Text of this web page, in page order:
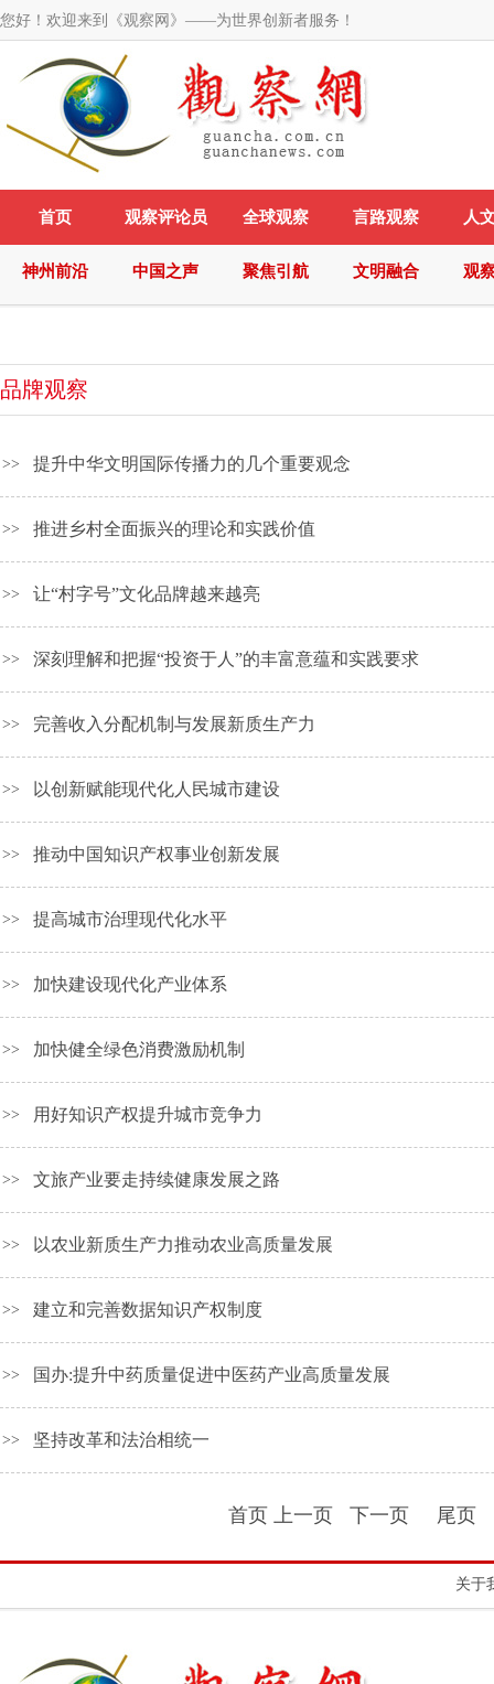
您好！欢迎来到《观察网》——为世界创新者服务！
首页 观察评论员 全球观察 言路观察 人
神州前沿 中国之声 聚焦引航 文明融合 观
品牌观察
>> 提升中华文明国际传播力的几个重要观念
>> 推进乡村全面振兴的理论和实践价值
>> 让“村字号”文化品牌越来越亮
>> 深刻理解和把握“投资于人”的丰富意蕴和实践要求
>> 完善收入分配机制与发展新质生产力
>> 以创新赋能现代化人民城市建设
>> 推动中国知识产权事业创新发展
>> 提高城市治理现代化水平
>> 加快建设现代化产业体系
>> 加快健全绿色消费激励机制
>> 用好知识产权提升城市竞争力
>> 文旅产业要走持续健康发展之路
>> 以农业新质生产力推动农业高质量发展
>> 建立和完善数据知识产权制度
>> 国办:提升中药质量促进中医药产业高质量发展
>> 坚持改革和法治相统一
首页 上一页 下一页 尾页
关于